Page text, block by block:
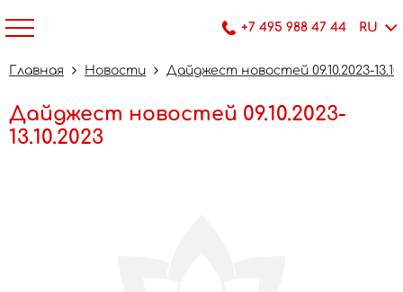
+7 495 988 47 44 RU
Главная Новости Дайджест новостей 09.10.2023-
Дайджест новостей 09.10.2023-
13.10.2023